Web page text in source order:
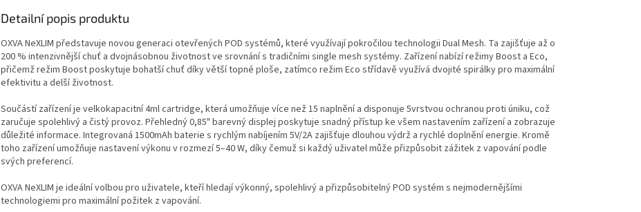
Detailní popis produktu
OXVA NeXLIM představuje novou generaci otevřených POD systémů, které využívají pokročilou technologii Dual Mesh. Ta zajišťuje až o
200 % intenzivnější chuť a dvojnásobnou životnost ve srovnání s tradičními single mesh systémy. Zařízení nabízí režimy Boost a Eco,
přičemž režim Boost poskytuje bohatší chuť díky větší topné ploše, zatímco režim Eco střídavě využívá dvojité spirálky pro maximální
efektivitu a delší životnost.
Součástí zařízení je velkokapacitní 4ml cartridge, která umožňuje více než 15 naplnění a disponuje 5vrstvou ochranou proti úniku, což
zaručuje spolehlivý a čistý provoz. Přehledný 0,85" barevný displej poskytuje snadný přístup ke všem nastavením zařízení a zobrazuje
důležité informace. Integrovaná 1500mAh baterie s rychlým nabíjením 5V/2A zajišťuje dlouhou výdrž a rychlé doplnění energie. Kromě
toho zařízení umožňuje nastavení výkonu v rozmezí 5–40 W, díky čemuž si každý uživatel může přizpůsobit zážitek z vapování podle
svých preferencí.
OXVA NeXLIM je ideální volbou pro uživatele, kteří hledají výkonný, spolehlivý a přizpůsobitelný POD systém s nejmodernějšími
technologiemi pro maximální požitek z vapování.